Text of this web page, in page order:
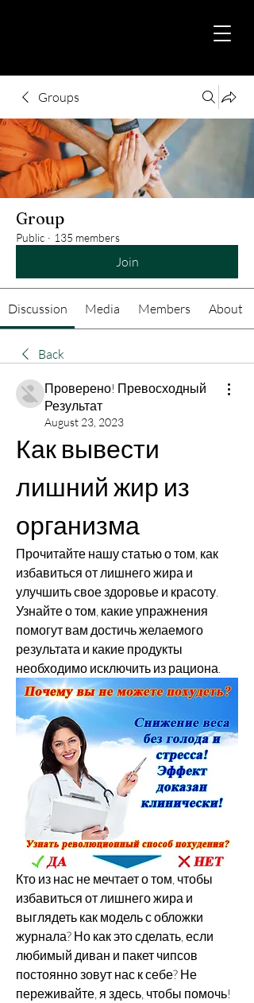
Groups
Group
Public · 135 members
Join
Discussion Media Members About
Back
Проверено! Превосходный
Результат
August 23, 2023
Как вывести
лишний жир из
организма
Прочитайте нашу статью о том, как
избавиться от лишнего жира и
улучшить свое здоровье и красоту.
Узнайте о том, какие упражнения
помогут вам достичь желаемого
результата и какие продукты
необходимо исключить из рациона.
Кто из нас не мечтает о том, чтобы
избавиться от лишнего жира и
выглядеть как модель с обложки
журнала? Но как это сделать, если
любимый диван и пакет чипсов
постоянно зовут нас к себе? Не
переживайте, я здесь, чтобы помочь!